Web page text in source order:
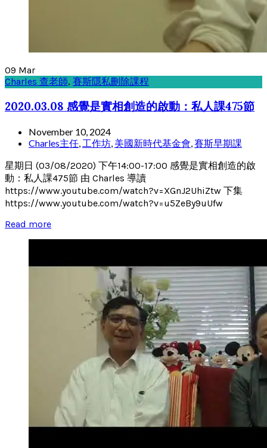
09 Mar
Charles 查老師, 賽斯隱私刪除課程
2020.03.08 感覺是實相創造的啟動：私人課475節
November 10, 2024
Charles主任, 工作坊, 美國新時代基金會,賽斯早期課
星期日 (03/08/2020) 下午14:00-17:00 感覺是實相創造的啟
動：私人課475節 由 Charles 導讀
https://www.youtube.com/watch?v=XGnJ2UhiZtw 下集
https://www.youtube.com/watch?v=u5ZeBy9uUfw
Read more